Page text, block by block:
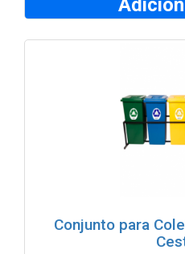
Conjunto para